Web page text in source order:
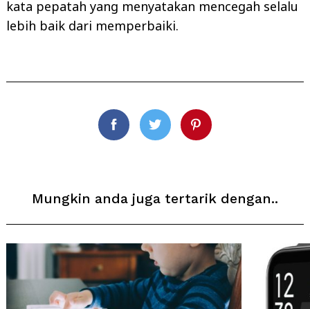
kata pepatah yang menyatakan mencegah selalu
lebih baik dari memperbaiki.
FacebookTwitterPinterest
Mungkin anda juga tertarik dengan..